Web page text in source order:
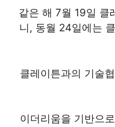
같은 해 7월 19일 클
니, 동월 24일에는
클레이튼과의 기술
이더리움을 기반으